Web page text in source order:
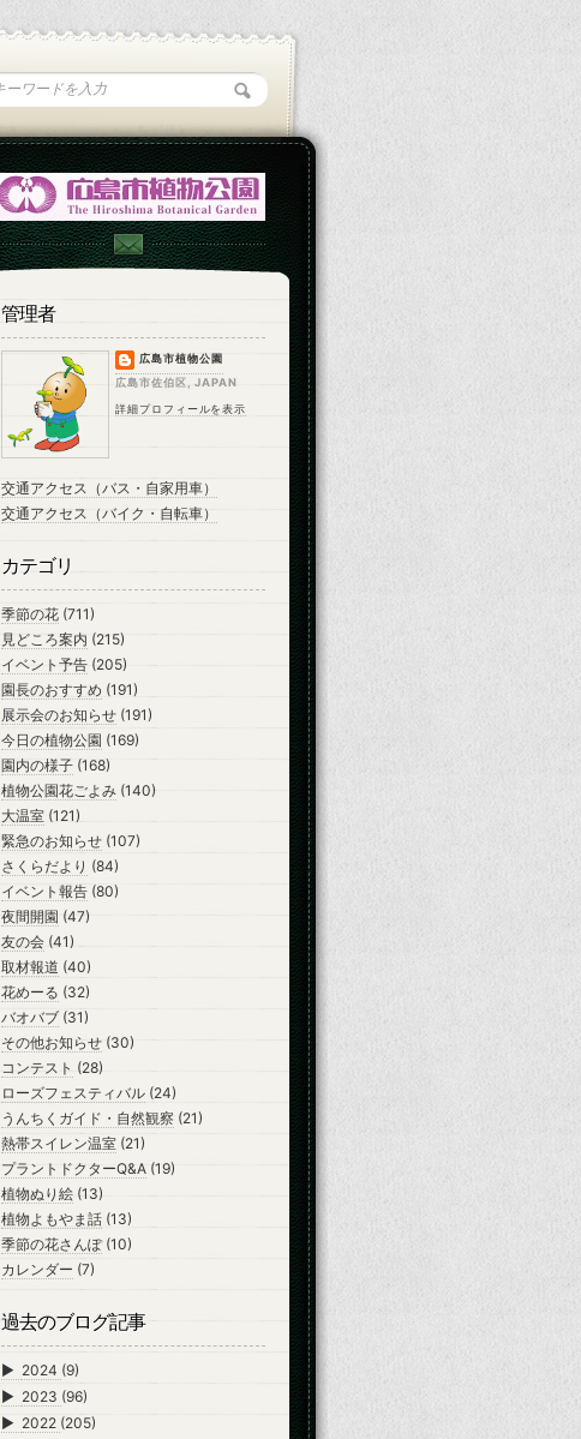
管理者
広島市植物公園
広島市佐伯区, JAPAN
詳細プロフィールを表示
交通アクセス（バス・自家用車）
交通アクセス（バイク・自転車）
カテゴリ
季節の花 (711)
見どころ案内 (215)
イベント予告 (205)
園長のおすすめ (191)
展示会のお知らせ (191)
今日の植物公園 (169)
園内の様子 (168)
植物公園花ごよみ (140)
大温室 (121)
緊急のお知らせ (107)
さくらだより (84)
イベント報告 (80)
夜間開園 (47)
友の会 (41)
取材報道 (40)
花めーる (32)
バオバブ (31)
その他お知らせ (30)
コンテスト (28)
ローズフェスティバル (24)
うんちくガイド・自然観察 (21)
熱帯スイレン温室 (21)
プラントドクターQ&A (19)
植物ぬり絵 (13)
植物よもやま話 (13)
季節の花さんぽ (10)
カレンダー (7)
過去のブログ記事
► 2024 (9)
► 2023 (96)
► 2022 (205)